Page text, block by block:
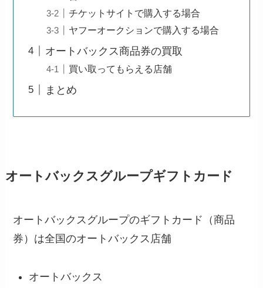
チケットサイトで購入する場合
ヤフーオークションで購入する場合
オートバックス商品券の買取
買い取ってもらえる店舗
まとめ
オートバックスグループギフトカード
オートバックスグループのギフトカード（商品
券）は全国のオートバックス店舗
オートバックス